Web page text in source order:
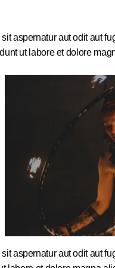
aspernatur aut odit aut
ut labore et dolore
aspernatur aut odit aut